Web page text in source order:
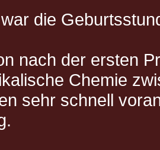
die
nach der ersten
Chemie
sehr schnell